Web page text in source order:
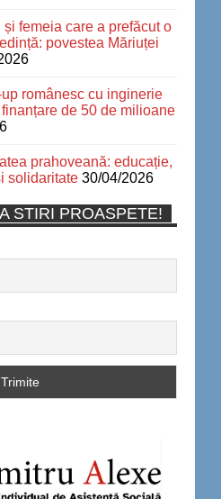
femeia care a prefăcut o
povestea Măriuței
românesc cu inginerie
de 50 de milioane
prahoveană: educație,
solidaritate 30/04/2026
STIRI PROASPETE!